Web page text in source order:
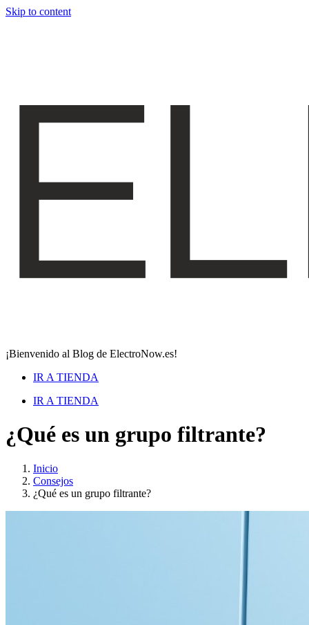
Skip to content
¡Bienvenido al Blog de ElectroNow.es!
IR A TIENDA
IR A TIENDA
¿Qué es un grupo filtrante?
Inicio
Consejos
¿Qué es un grupo filtrante?